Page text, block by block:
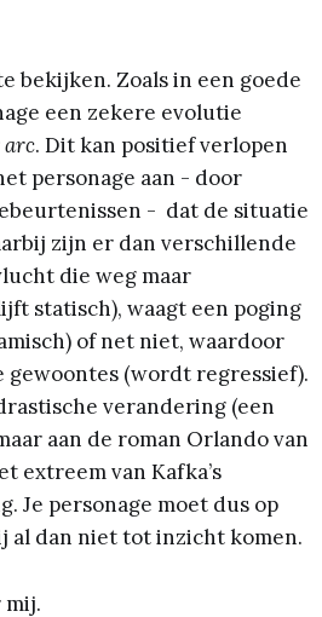
bekijken. Zoals in een goede
een zekere evolutie
arc. Dit kan positief verlopen
personage aan - door
- dat de situatie
zijn er dan verschillende
die weg maar
statisch), waagt een poging
of net niet, waardoor
gewoontes (wordt regressief).
verandering (een
aan de roman Orlando van
extreem van Kafka’s
Je personage moet dus op
al dan niet tot inzicht komen.
mij.